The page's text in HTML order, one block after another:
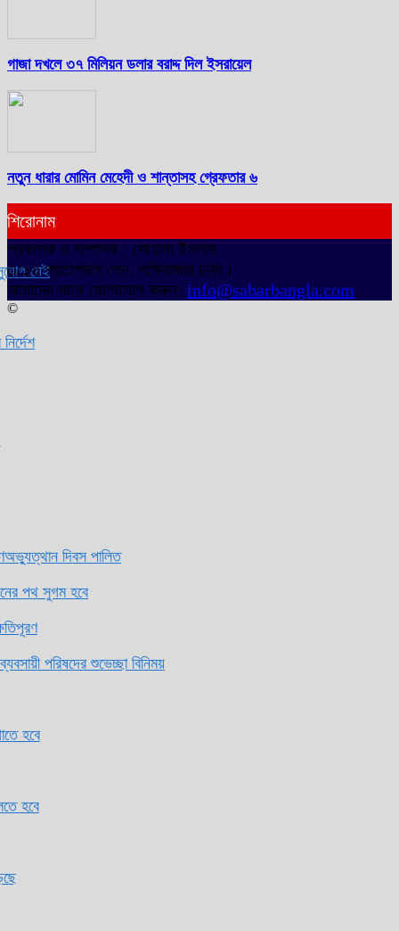
গাজা দখলে ৩৭ মিলিয়ন ডলার বরাদ্দ দিল ইসরায়েল
নতুন ধারার মোমিন মেহেদী ও শান্তাসহ গ্রেফতার ৬
শিরোনাম
দিবস পালিত
সুগম হবে
পরিষদের শুভেচ্ছা বিনিময়
প্রকাশক ও সম্পাদক : সোহানা ইসলাম
৩/১৩ প্রতাপদাশ লেন, লক্ষিবাজার ঢাকা।
আমাদের সাথে যোগাযোগ করুন: info@sabarbangla.com
©